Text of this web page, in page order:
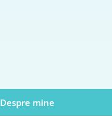
Despre mine